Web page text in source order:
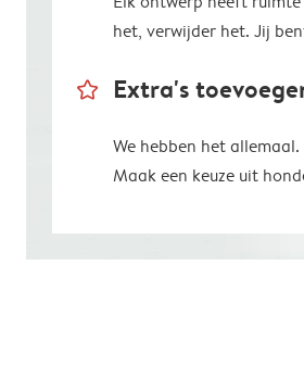
het, verwijder het. Jij
star_outline Extra's
We hebben het
Maak een keuze uit